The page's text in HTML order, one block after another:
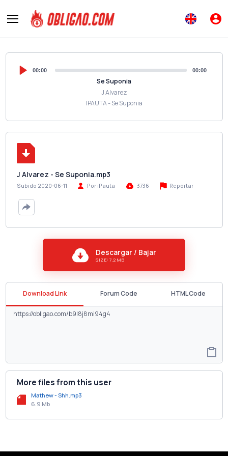
00:00 00:00
Se Suponia
J Alvarez
IPAUTA - Se Suponia
J Alvarez - Se Suponia.mp3
Subido 2020-06-11 Por iPauta 3736 Reportar
Descargar / Bajar
SIZE: 7.2 MB
Download Link Forum Code HTML Code
More files from this user
Mathew - Shh.mp3
6.9 Mb